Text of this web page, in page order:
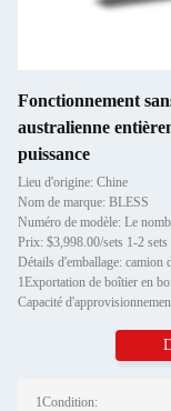
Fonctionnement
australienne
puissance
Lieu d'origine: Chine
Nom de marque: BLESS
Numéro de modèle: Le
Prix: $3,998.00/sets 1-2 sets
Détails d'emballage: camion
1Exportation de boîtier en
1Condition: